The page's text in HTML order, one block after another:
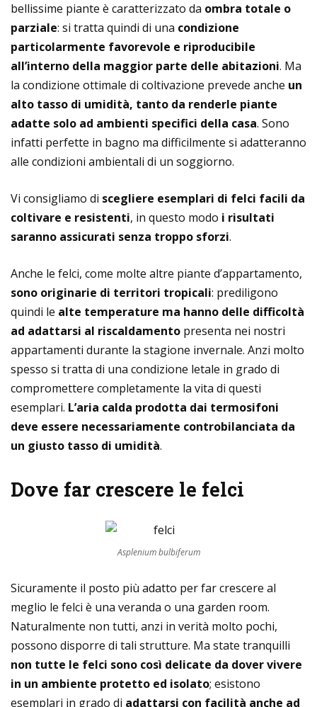
bellissime piante è caratterizzato da ombra totale o
parziale: si tratta quindi di una condizione
particolarmente favorevole e riproducibile
all’interno della maggior parte delle abitazioni. Ma
la condizione ottimale di coltivazione prevede anche un
alto tasso di umidità, tanto da renderle piante
adatte solo ad ambienti specifici della casa. Sono
infatti perfette in bagno ma difficilmente si adatteranno
alle condizioni ambientali di un soggiorno.
Vi consigliamo di scegliere esemplari di felci facili da
coltivare e resistenti, in questo modo i risultati
saranno assicurati senza troppo sforzi.
Anche le felci, come molte altre piante d’appartamento,
sono originarie di territori tropicali: prediligono
quindi le alte temperature ma hanno delle difficoltà
ad adattarsi al riscaldamento presenta nei nostri
appartamenti durante la stagione invernale. Anzi molto
spesso si tratta di una condizione letale in grado di
compromettere completamente la vita di questi
esemplari. L’aria calda prodotta dai termosifoni
deve essere necessariamente controbilanciata da
un giusto tasso di umidità.
Dove far crescere le felci
Asplenium bulbiferum
Sicuramente il posto più adatto per far crescere al
meglio le felci è una veranda o una garden room.
Naturalmente non tutti, anzi in verità molto pochi,
possono disporre di tali strutture. Ma state tranquilli
non tutte le felci sono così delicate da dover vivere
in un ambiente protetto ed isolato; esistono
esemplari in grado di adattarsi con facilità anche ad